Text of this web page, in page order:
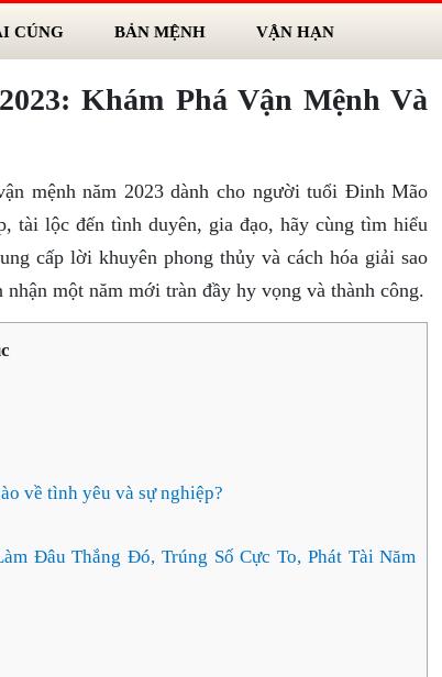
CÚNG BẢN MỆNH VẬN HẠN
Khám Phá Vận Mệnh Và
mệnh năm 2023 dành cho người tuổi Đinh Mão
tài lộc đến tình duyên, gia đạo, hãy cùng tìm hiểu
cấp lời khuyên phong thủy và cách hóa giải sao
một năm mới tràn đầy hy vọng và thành công.
về tình yêu và sự nghiệp?
Đâu Thắng Đó, Trúng Số Cực To, Phát Tài Năm